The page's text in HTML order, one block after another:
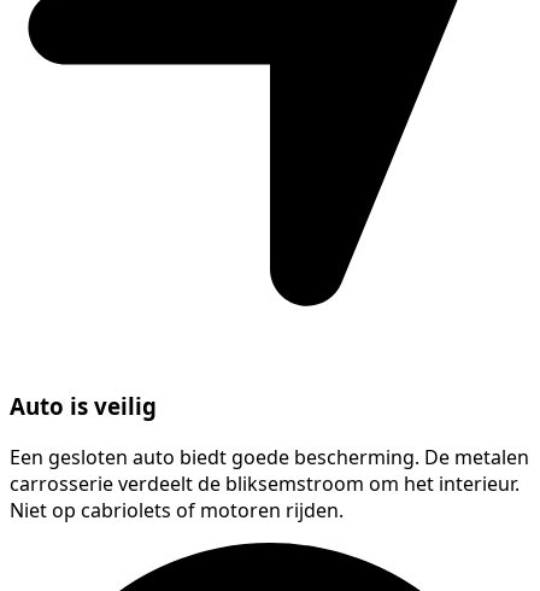
Auto is veilig
Een gesloten auto biedt goede bescherming. De metalen
carrosserie verdeelt de bliksemstroom om het interieur.
Niet op cabriolets of motoren rijden.